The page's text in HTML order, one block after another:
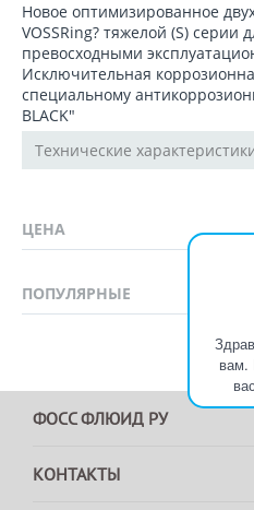
вам.
Новое оптимизированное
VOSSRing? тяжелой (S) серии
превосходными
Исключительная
специальному
BLACK"
Технические
ЦЕНА
ПОПУЛЯРНЫЕ
ФОСС ФЛЮИД РУ
КОНТАКТЫ